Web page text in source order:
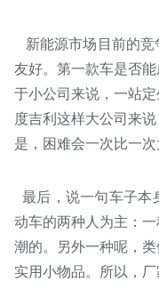
新能源市场目前的竞
友好。第一款车是否
于小公司来说，一站
度吉利这样大公司来
是，困难会一次比一
最后，说一句车子本
动车的两种人为主：
潮的。另外一种呢，
实用小物品。所以，厂